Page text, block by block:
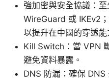
強加密與安全協議：至
WireGuard 或 IKEv2
以提升在中國的穿透能
Kill Switch：當 VPN
避免資料暴露。
DNS 防漏：確保 DNS